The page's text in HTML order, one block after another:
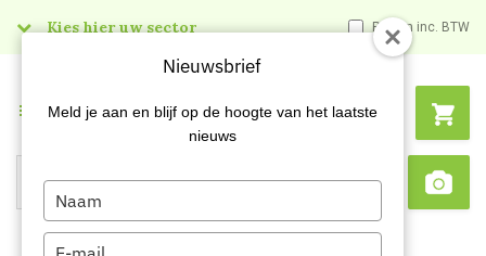
Kies hier uw sector Prijzen inc. BTW
Search
Menu
Nieuwsbrief
Meld je aan en blijf op de hoogte van het laatste
nieuws
Type
your
name
Type